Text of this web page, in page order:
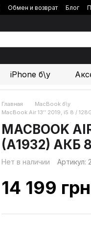
Обмен и возврат Блог
iPhone б\у
Главная
MacBook б\у
MacBook Air 13’’ 2019, i5 8 /
MACBOOK
(A1932) АКБ
Нет в наличии Артикул:
14 199 грн